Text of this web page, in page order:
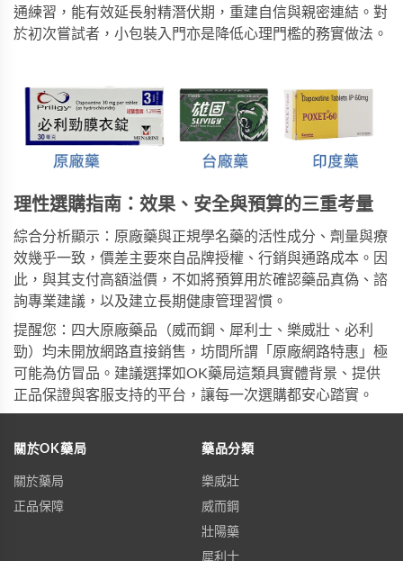
通練習，能有效延長射精潛伏期，重建自信與親密連結。對
於初次嘗試者，小包裝入門亦是降低心理門檻的務實做法。
理性選購指南：效果、安全與預算的三重考量
綜合分析顯示：原廠藥與正規學名藥的活性成分、劑量與療
效幾乎一致，價差主要來自品牌授權、行銷與通路成本。因
此，與其支付高額溢價，不如將預算用於確認藥品真偽、諮
詢專業建議，以及建立長期健康管理習慣。
提醒您：四大原廠藥品（威而鋼、犀利士、樂威壯、必利
勁）均未開放網路直接銷售，坊間所謂「原廠網路特惠」極
可能為仿冒品。建議選擇如OK藥局這類具實體背景、提供
正品保證與客服支持的平台，讓每一次選購都安心踏實。
關於OK藥局
關於藥局
正品保障
藥品分類
樂威壯
威而鋼
壯陽藥
犀利士